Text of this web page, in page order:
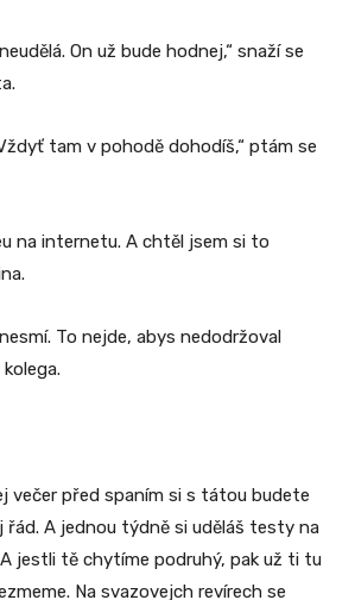
On už bude hodnej,“ snaží se
tam v pohodě dohodíš,“ ptám se
na internetu. A chtěl jsem si to
To nejde, abys nedodržoval
večer před spaním si s tátou budete
A jednou týdně si uděláš testy na
jestli tě chytíme podruhý, pak už ti tu
Na svazovejch revírech se